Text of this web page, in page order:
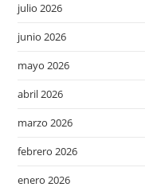
julio 2026
junio 2026
mayo 2026
abril 2026
marzo 2026
febrero 2026
enero 2026